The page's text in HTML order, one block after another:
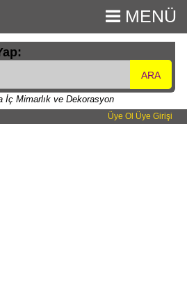
MENÜ
ARA
İç Mimarlık ve Dekorasyon
Üye Ol Üye Girişi